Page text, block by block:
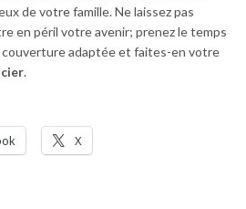
de votre famille. Ne laissez pas
en péril votre avenir; prenez le temps
couverture adaptée et faites-en votre
.
X